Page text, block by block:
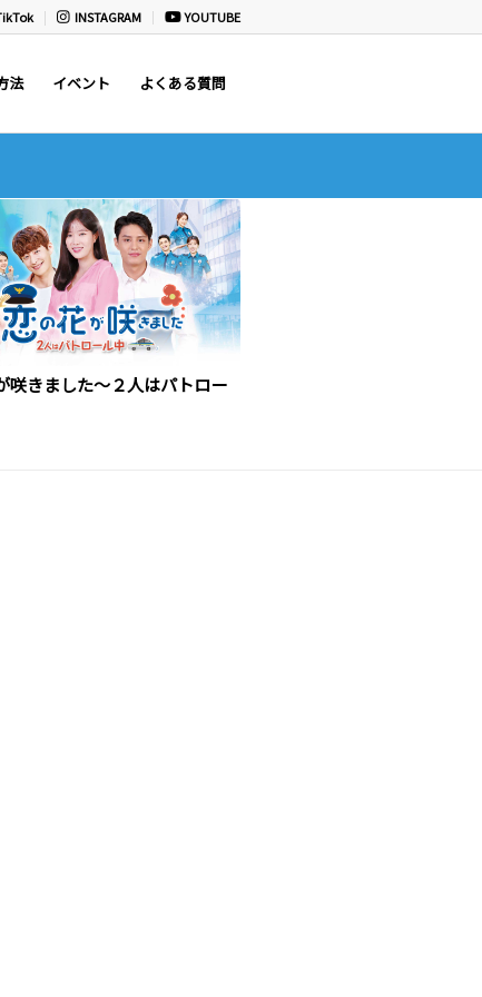
INSTAGRAM YOUTUBE
法 イベント よくある質問
咲きました～２人はパトロー